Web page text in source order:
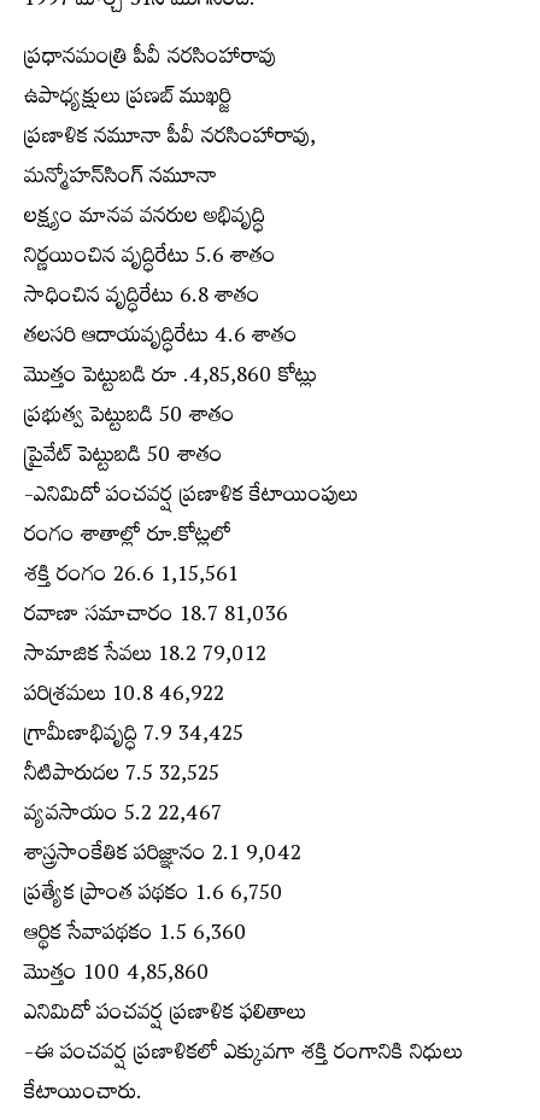
ప్రధానమంత్రి పీవీ నరసింహారావు
ఉపాధ్యక్షులు ప్రణబ్ ముఖర్జి
ప్రణాళిక నమూనా పీవీ నరసింహారావు,
మన్మోహన్‌సింగ్ నమూనా
లక్ష్యం మానవ వనరుల అభివృద్ధి
నిర్ణయించిన వృద్ధిరేటు 5.6 శాతం
సాధించిన వృద్ధిరేటు 6.8 శాతం
తలసరి ఆదాయవృద్ధిరేటు 4.6 శాతం
మొత్తం పెట్టుబడి రూ .4,85,860 కోట్లు
ప్రభుత్వ పెట్టుబడి 50 శాతం
ప్రైవేట్ పెట్టుబడి 50 శాతం
-ఎనిమిదో పంచవర్ష ప్రణాళిక కేటాయింపులు
రంగం శాతాల్లో రూ.కోట్లలో
శక్తి రంగం 26.6 1,15,561
రవాణా సమాచారం 18.7 81,036
సామాజిక సేవలు 18.2 79,012
పరిశ్రమలు 10.8 46,922
గ్రామీణాభివృద్ధి 7.9 34,425
నీటిపారుదల 7.5 32,525
వ్యవసాయం 5.2 22,467
శాస్త్రసాంకేతిక పరిజ్ఞానం 2.1 9,042
ప్రత్యేక ప్రాంత పథకం 1.6 6,750
ఆర్థిక సేవాపథకం 1.5 6,360
మొత్తం 100 4,85,860
ఎనిమిదో పంచవర్ష ప్రణాళిక ఫలితాలు
-ఈ పంచవర్ష ప్రణాళికలో ఎక్కువగా శక్తి రంగానికి నిధులు
కేటాయించారు.